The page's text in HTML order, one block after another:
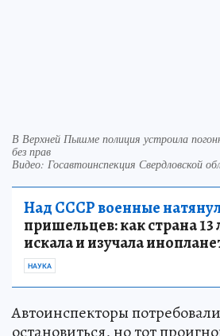
В Верхней Пышме полиция устроила
без прав
Видео: Госавтоинспекция Свердловской
Над СССР военные
пришельцев: как страна 13
искала и изучала
НАУКА
Автоинспекторы
остановиться, но тот